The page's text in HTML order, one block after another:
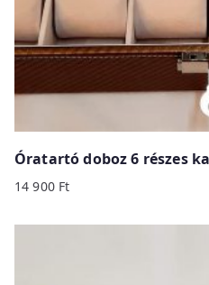
Óratartó doboz 6 részes
14 900 Ft